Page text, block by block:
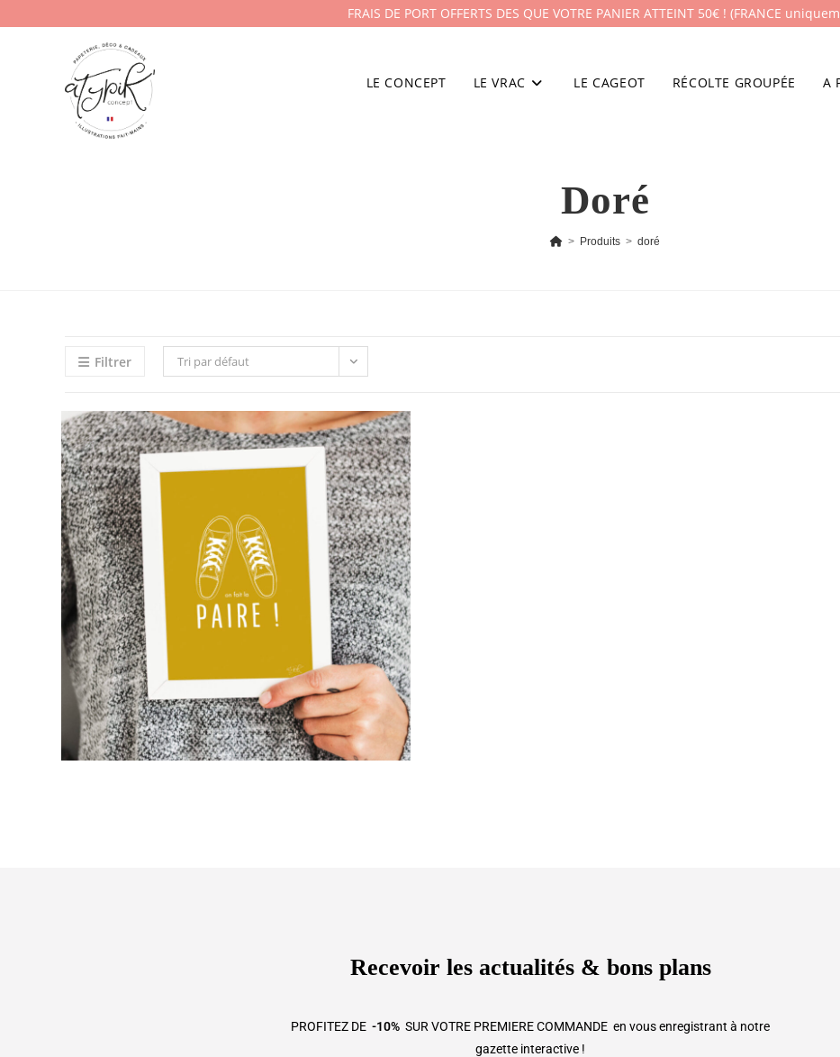
FRAIS DE PORT OFFERTS DES QUE VOTRE PANIER ATTEINT 50€ ! (FRANCE
LE CONCEPT LE VRAC LE CAGEOT RÉCOLTE GROUPÉE A
Doré
> Produits > doré
Filtrer Tri par défaut
Recevoir les actualités & bons plans
PROFITEZ DE -10% SUR VOTRE PREMIERE COMMANDE en vous enregistrant à notre
gazette interactive !